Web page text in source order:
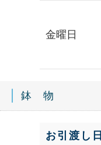
金曜日
鉢 物
お引渡し日